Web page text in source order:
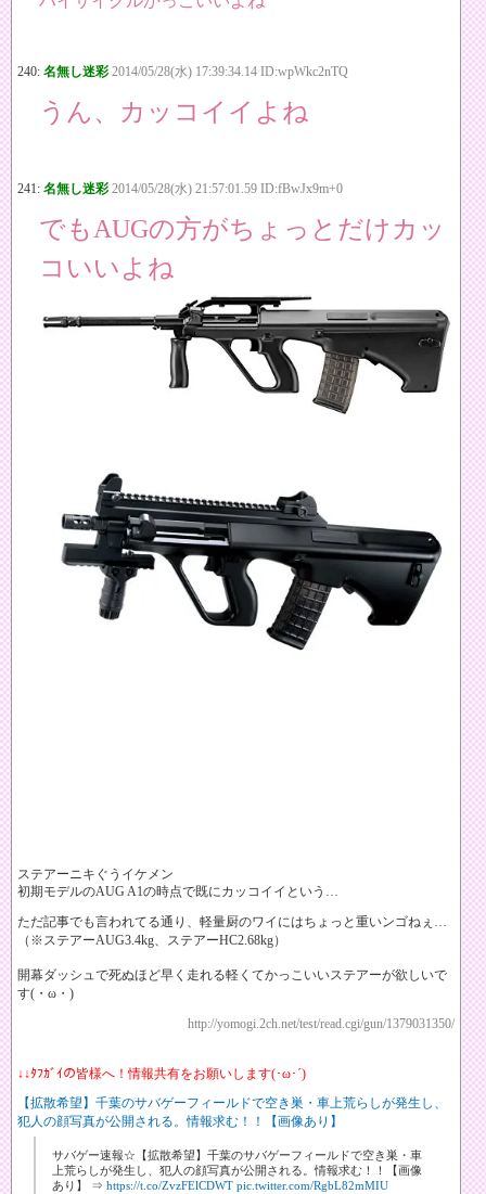
240: 名無し迷彩 2014/05/28(水) 17:39:34.14 ID:wpWkc2nTQ
うん、カッコイイよね
241: 名無し迷彩 2014/05/28(水) 21:57:01.59 ID:fBwJx9m+0
でもAUGの方がちょっとだけカッ
コいいよね
ステアーニキぐうイケメン
初期モデルのAUG A1の時点で既にカッコイイという…
ただ記事でも言われてる通り、軽量厨のワイにはちょっと重いンゴねぇ…
（※ステアーAUG3.4kg、ステアーHC2.68kg）
開幕ダッシュで死ぬほど早く走れる軽くてかっこいいステアーが欲しいで
す(・ω・)
http://yomogi.2ch.net/test/read.cgi/gun/1379031350/
↓↓ﾀﾌｶﾞｲの皆様へ！情報共有をお願いします(･ω･´)
【拡散希望】千葉のサバゲーフィールドで空き巣・車上荒らしが発生し、
犯人の顔写真が公開される。情報求む！！【画像あり】
サバゲー速報☆【拡散希望】千葉のサバゲーフィールドで空き巣・車
上荒らしが発生し、犯人の顔写真が公開される。情報求む！！【画像
あり】 ⇒ https://t.co/ZvzFElCDWT pic.twitter.com/RgbL82mMIU